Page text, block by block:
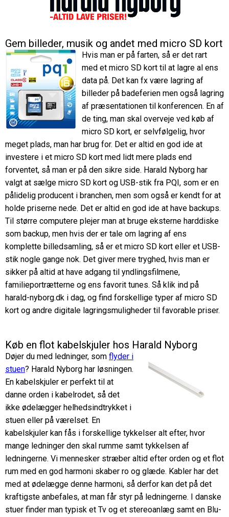
Gem billeder, musik og andet med micro SD kort
Hvis man er på farten, så er det rart
med et micro SD kort til at lagre al ens
data på. Det kan fx være lagring af
billeder på badeferien men også lagring
af præsentationen til konferencen. En af
de ting, man skal overveje ved køb af
micro SD kort, er selvfølgelig, hvor
meget plads, man har brug for. Det er altid en god ide at
investere i et micro SD kort med lidt mere plads end
forventet, så man er på den sikre side. Harald Nyborg har
valgt at sælge micro SD kort og USB-stik fra PQI, som er en
pålidelig producent i branchen, men som også er kendt for at
holde priserne nede. Det er altid en god ide at have backups.
Til større computere plejer man at bruge eksterne harddiske
som backup, men hvis der er tale om lagring af ens
komplette billedsamling, så er et micro SD kort eller et USB-
stik nogle gange nok. Det giver mere tryghed, hvis man er
sikker på altid at have adgang til yndlingsfilmene,
familieportrætterne og ens favorit tunes. Så klik ind på
harald-nyborg.dk i dag, og find forskellige typer af micro SD
kort og andre digitale lagringsmuligheder til favorable priser.
Køb en flot kabelskjuler hos Harald Nyborg
Døjer du med ledninger, som flyder i
stuen? Harald Nyborg har løsningen.
En kabelskjuler er perfekt til at
danne orden i kabelrodet, så det
ikke ødelægger helhedsindtrykket i
stuen eller på værelset. En
kabelskjuler kan fås i forskellige tykkelser alt efter, hvor
mange ledninger den skal rumme samt tykkelsen af
ledningerne. Vi mennesker stræber altid efter orden og et flot
rum med en god harmoni skaber ro og glæde. Kabler har det
med at ødelægge denne harmoni, så derfor kan det på det
kraftigste anbefales, at man får styr på ledningerne. I danske
stuer finder man typisk et Tv og et stereoanlæg samt en Blu-